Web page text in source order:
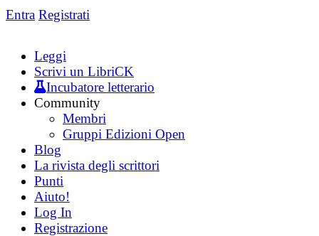
Entra Registrati
Leggi
Scrivi un LibriCK
Incubatore letterario
Community
Membri
Gruppi Edizioni Open
Blog
La rivista degli scrittori
Punti
Aiuto!
Log In
Registrazione